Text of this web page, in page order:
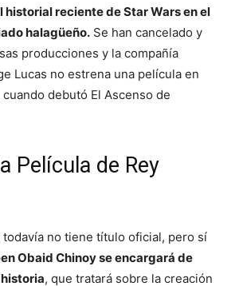
historial reciente de Star Wars en el
halagüeño. Se han cancelado y
producciones y la compañía
Lucas no estrena una película en
debutó El Ascenso de
Película de Rey
todavía no tiene título oficial, pero sí
Obaid Chinoy se encargará de
, que tratará sobre la creación